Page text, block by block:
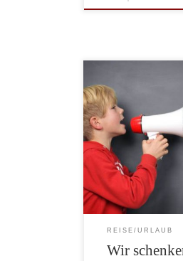
In Zusammenarbeit
individuelle 20 Euro
Angebot auf
unbegrenzt auf alle
Euro Buchungswert
Gutscheincode
eine Email mit dem
„info(at)amexio.de“
REISE/URLAUB
Wir